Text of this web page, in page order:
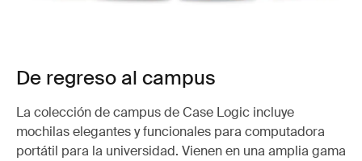
De regreso al campus
La colección de campus de Case Logic incluye
mochilas elegantes y funcionales para computadora
portátil para la universidad. Vienen en una amplia gama